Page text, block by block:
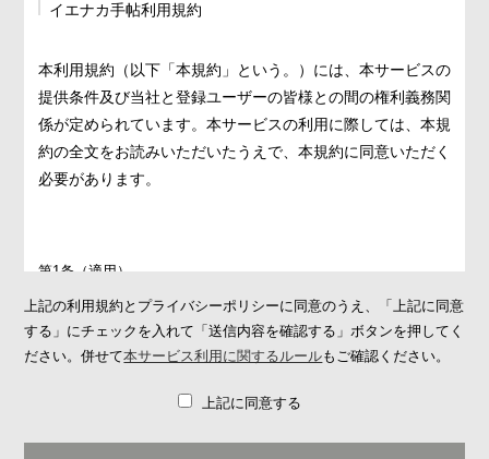
イエナカ手帖利用規約
本利用規約（以下「本規約」という。）には、本サービスの
提供条件及び当社と登録ユーザーの皆様との間の権利義務関
係が定められています。本サービスの利用に際しては、本規
約の全文をお読みいただいたうえで、本規約に同意いただく
必要があります。
第1条（適用）
1. 本規約は、本サービスの提供条件及び本サービスの利用に関す
る当社と登録ユーザーとの間の権利義務関係を定めることを目的
とし、登録ユーザーと当社との間の本サービスの利用に関わる一
上記の利用規約とプライバシーポリシーに同意のうえ、「上記に同意
する」にチェックを入れて「送信内容を確認する」ボタンを押してく
ださい。併せて本サービス利用に関するルールもご確認ください。
上記に同意する